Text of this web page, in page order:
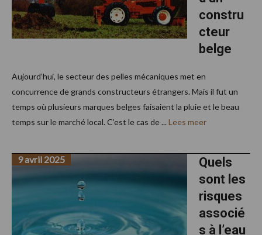
constru
cteur
belge
Aujourd’hui, le secteur des pelles mécaniques met en
concurrence de grands constructeurs étrangers. Mais il fut un
temps où plusieurs marques belges faisaient la pluie et le beau
temps sur le marché local. C’est le cas de ... Lees meer
Quels
sont les
risques
associé
s à l’eau
9 avril 2025